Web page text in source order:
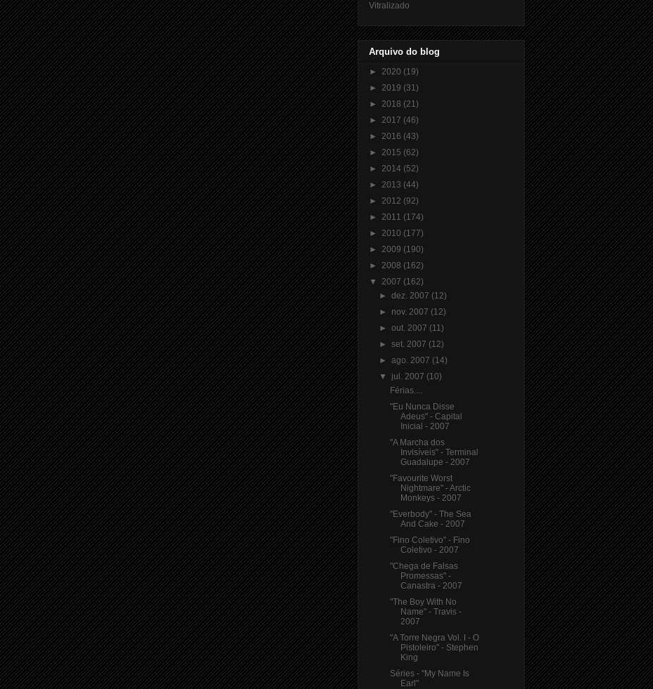
Vitralizado
Arquivo do blog
► 2020 (19)
► 2019 (31)
► 2018 (21)
► 2017 (46)
► 2016 (43)
► 2015 (62)
► 2014 (52)
► 2013 (44)
► 2012 (92)
► 2011 (174)
► 2010 (177)
► 2009 (190)
► 2008 (162)
▼ 2007 (162)
►dez. 2007 (12)
► nov. 2007 (12)
►out. 2007 (11)
►set. 2007 (12)
►ago. 2007 (14)
▼ jul. 2007 (10)
Férias....
"Eu Nunca Disse
Adeus" - Capital
Inicial - 2007
"A Marcha dos
Invisíveis" - Terminal
Guadalupe - 2007
"Favourite Worst
Nightmare" - Arctic
Monkeys - 2007
"Everbody" - The Sea
And Cake - 2007
"Fino Coletivo" - Fino
Coletivo - 2007
"Chega de Falsas
Promessas" -
Canastra - 2007
"The Boy With No
Name" - Travis -
2007
"A Torre Negra Vol. I - O
Pistoleiro" - Stephen
King
Séries - "My Name Is
Earl"